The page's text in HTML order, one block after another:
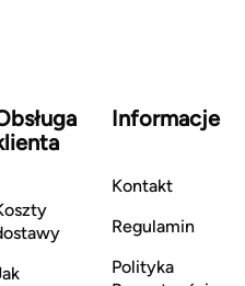
Informacje
Kontakt
Regulamin
Polityka